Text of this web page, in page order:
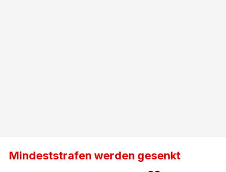
Mindeststrafen werden gesenkt